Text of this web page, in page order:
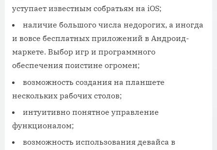
уступает известным собратьям на iOS;
наличие большого числа недорогих, а иногда
и вовсе бесплатных приложений в Андроид-
маркете. Выбор игр и программного
обеспечения поистине огромен;
возможность создания на планшете
нескольких рабочих столов;
интуитивно понятное управление
функционалом;
возможность использования девайса в